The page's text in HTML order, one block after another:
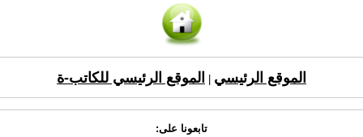
الموقع الرئيسي الموقع الرئيسي للكاتب-ة
تابعونا على: